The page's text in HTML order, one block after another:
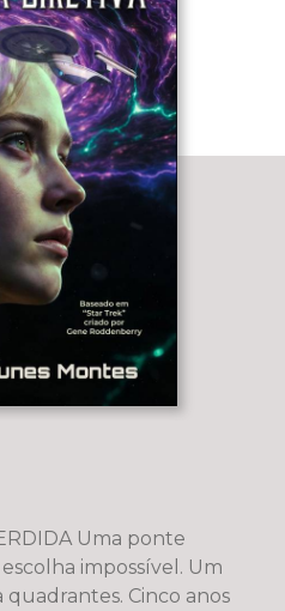
Uma ponte
impossível. Um
Cinco anos